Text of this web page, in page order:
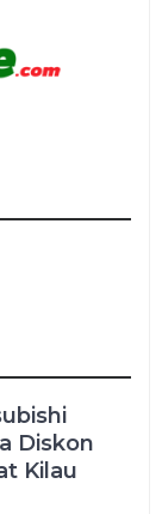
Diskon
Kilau